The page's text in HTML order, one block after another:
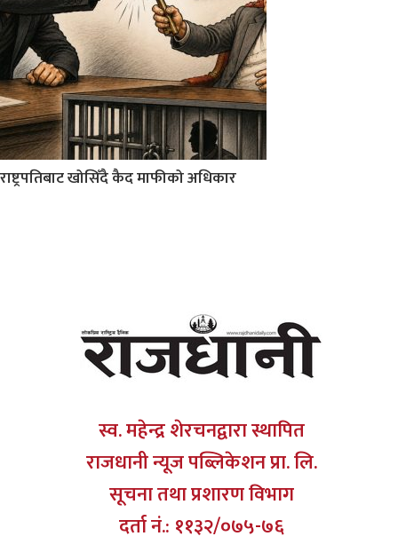
राष्ट्रपतिबाट खोसिँदै कैद माफीको अधिकार
स्व. महेन्द्र शेरचनद्वारा स्थापित
राजधानी न्यूज पब्लिकेशन प्रा. लि.
सूचना तथा प्रशारण विभाग
दर्ता नं.: ११३२/०७५-७६